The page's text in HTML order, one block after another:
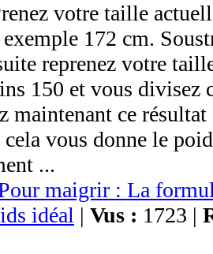
votre taille
172 cm.
reprenez votre
150 et vous divisez
maintenant ce
vous donne le
...
maigrir : La
idéal | Vus : 1723 |